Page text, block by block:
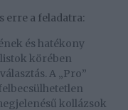
erre a feladatra:
és hatékony
körében
A „Pro”
kollázsok